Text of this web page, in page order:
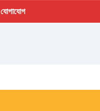
যোগাযোগ